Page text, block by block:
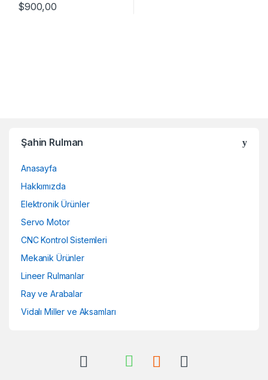
$900,00
Şahin Rulman
Anasayfa
Hakkımızda
Elektronik Ürünler
Servo Motor
CNC Kontrol Sistemleri
Mekanik Ürünler
Lineer Rulmanlar
Ray ve Arabalar
Vidalı Miller ve Aksamları